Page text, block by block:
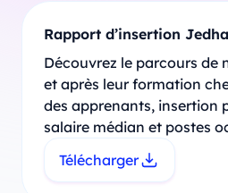
Rapport d’insertion
Découvrez le parcours de
et après leur formation
des apprenants, insertion
salaire médian et postes
Télécharger